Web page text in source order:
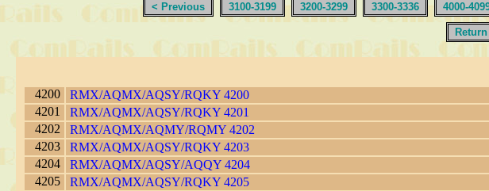
< Previous 3100-3199 3200-3299 3300-3336 4000-
4200
RMX/AQMX/AQSY/RQKY 4200
4201
RMX/AQMX/AQSY/RQKY 4201
4202
RMX/AQMX/AQMY/RQMY 4202
4203
RMX/AQMX/AQSY/RQKY 4203
4204
RMX/AQMX/AQSY/AQQY 4204
4205
RMX/AQMX/AQSY/RQKY 4205